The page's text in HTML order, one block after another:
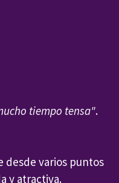
tiempo tensa".
desde varios puntos
y atractiva.